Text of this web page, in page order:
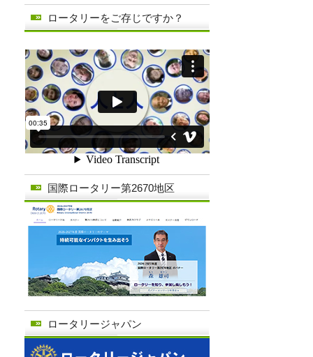
ロータリーをご存じですか？
国際ロータリー第2670地区
ロータリージャパン